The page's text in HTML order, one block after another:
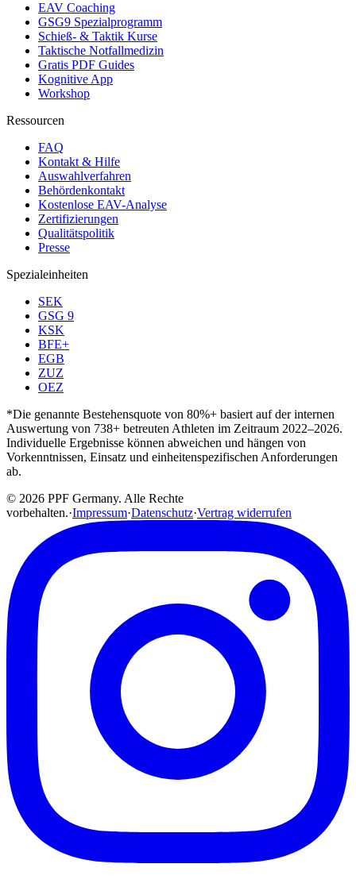
EAV Coaching
GSG9 Spezialprogramm
Schieß- & Taktik Kurse
Taktische Notfallmedizin
Gratis PDF Guides
Kognitive App
Workshop
Ressourcen
FAQ
Kontakt & Hilfe
Auswahlverfahren
Behördenkontakt
Kostenlose EAV-Analyse
Zertifizierungen
Qualitätspolitik
Presse
Spezialeinheiten
SEK
GSG 9
KSK
BFE+
EGB
ZUZ
OEZ
*Die genannte Bestehensquote von 80%+ basiert auf der internen
Auswertung von 738+ betreuten Athleten im Zeitraum 2022–2026.
Individuelle Ergebnisse können abweichen und hängen von
Vorkenntnissen, Einsatz und einheitenspezifischen Anforderungen
ab.
© 2026 PPF Germany. Alle Rechte
vorbehalten.·Impressum·Datenschutz·Vertrag widerrufen